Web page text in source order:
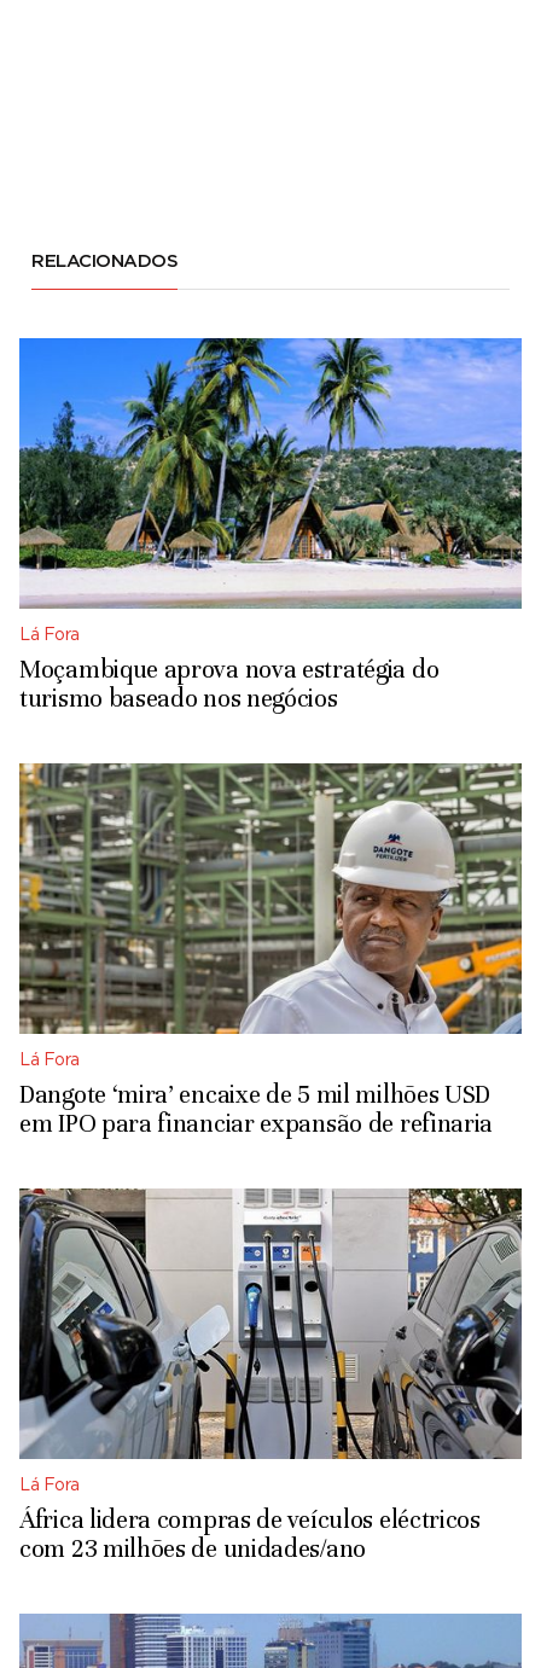
RELACIONADOS
Lá Fora
Moçambique aprova nova estratégia do
turismo baseado nos negócios
Lá Fora
Dangote ‘mira’ encaixe de 5 mil milhões USD
em IPO para financiar expansão de refinaria
Lá Fora
África lidera compras de veículos eléctricos
com 23 milhões de unidades/ano